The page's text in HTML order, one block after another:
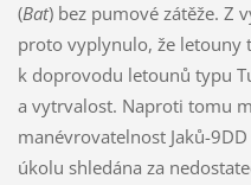
(Bat) bez pumové zátěže. Z
proto vyplynulo, že letouny
k doprovodu letounů typu
a vytrvalost. Naproti tomu
manévrovatelnost Jaků-9DD
úkolu shledána za